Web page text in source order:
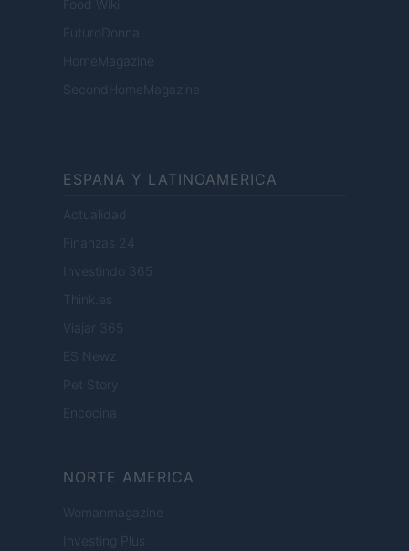
Food Wiki
FuturoDonna
HomeMagazine
SecondHomeMagazine
ESPANA Y LATINOAMERICA
Actualidad
Finanzas 24
Investindo 365
Think.es
Viajar 365
ES Newz
Pet Story
Encocina
NORTE AMERICA
Womanmagazine
Investing Plus